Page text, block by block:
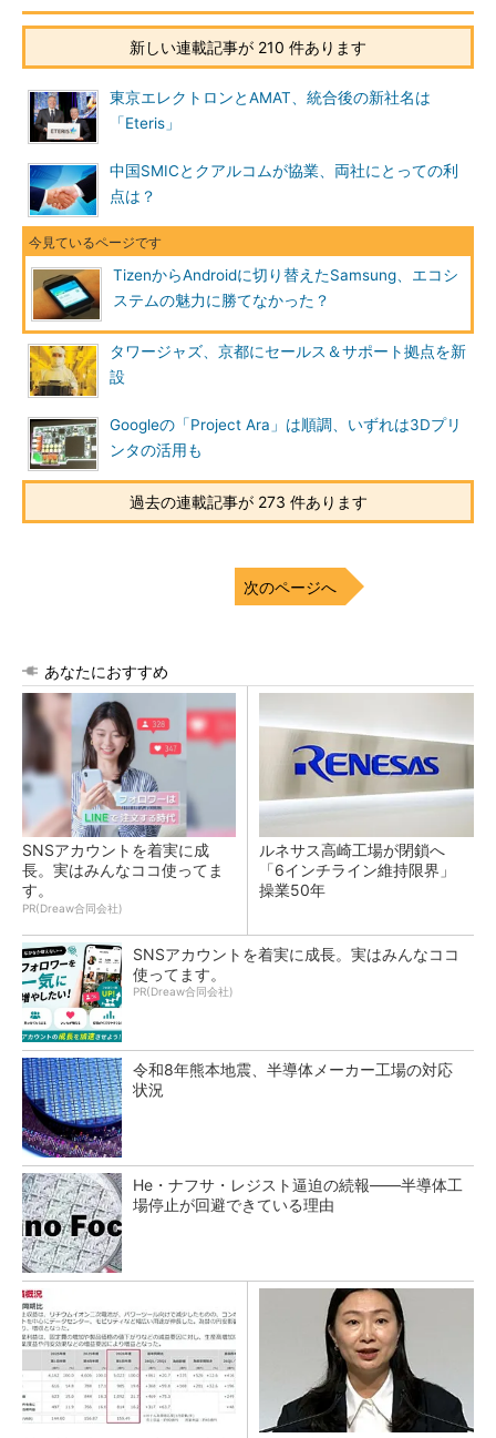
新しい連載記事が 210 件あります
東京エレクトロンとAMAT、統合後の新社名は
「Eteris」
中国SMICとクアルコムが協業、両社にとっての利
点は？
TizenからAndroidに切り替えたSamsung、エコシ
ステムの魅力に勝てなかった？
タワージャズ、京都にセールス＆サポート拠点を新
設
Googleの「Project Ara」は順調、いずれは3Dプリ
ンタの活用も
過去の連載記事が 273 件あります
次のページへ
あなたにおすすめ
SNSアカウントを着実に成
長。実はみんなココ使ってま
す。
PR(Dreaw合同会社)
ルネサス高崎工場が閉鎖へ
「6インチライン維持限界」
操業50年
SNSアカウントを着実に成長。実はみんなココ
使ってます。
PR(Dreaw合同会社)
令和8年熊本地震、半導体メーカー工場の対応
状況
He・ナフサ・レジスト逼迫の続報――半導体工
場停止が回避できている理由